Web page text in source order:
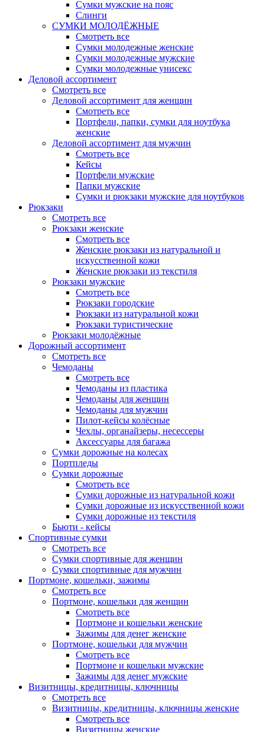
Сумки мужские на пояс
Слинги
СУМКИ МОЛОДЁЖНЫЕ
Смотреть все
Сумки молодежные женские
Сумки молодежные мужские
Сумки молодежные унисекс
Деловой ассортимент
Смотреть все
Деловой ассортимент для женщин
Смотреть все
Портфели, папки, сумки для ноутбука
женские
Деловой ассортимент для мужчин
Смотреть все
Кейсы
Портфели мужские
Папки мужские
Сумки и рюкзаки мужские для ноутбуков
Рюкзаки
Смотреть все
Рюкзаки женские
Смотреть все
Женские рюкзаки из натуральной и
искусственной кожи
Женские рюкзаки из текстиля
Рюкзаки мужские
Смотреть все
Рюкзаки городские
Рюкзаки из натуральной кожи
Рюкзаки туристические
Рюкзаки молодёжные
Дорожный ассортимент
Смотреть все
Чемоданы
Смотреть все
Чемоданы из пластика
Чемоданы для женщин
Чемоданы для мужчин
Пилот-кейсы колёсные
Чехлы, органайзеры, несессеры
Аксессуары для багажа
Сумки дорожные на колесах
Портпледы
Сумки дорожные
Смотреть все
Сумки дорожные из натуральной кожи
Сумки дорожные из искусственной кожи
Сумки дорожные из текстиля
Бьюти - кейсы
Спортивные сумки
Смотреть все
Сумки спортивные для женщин
Сумки спортивные для мужчин
Портмоне, кошельки, зажимы
Смотреть все
Портмоне, кошельки для женщин
Смотреть все
Портмоне и кошельки женские
Зажимы для денег женские
Портмоне, кошельки для мужчин
Смотреть все
Портмоне и кошельки мужские
Зажимы для денег мужские
Визитницы, кредитницы, ключницы
Смотреть все
Визитницы, кредитницы, ключницы женские
Смотреть все
Визитницы женские